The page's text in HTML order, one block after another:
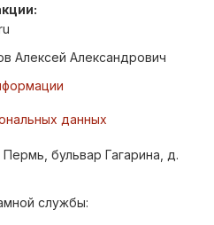
Алексей Александрович
данных
бульвар Гагарина, д.
службы: